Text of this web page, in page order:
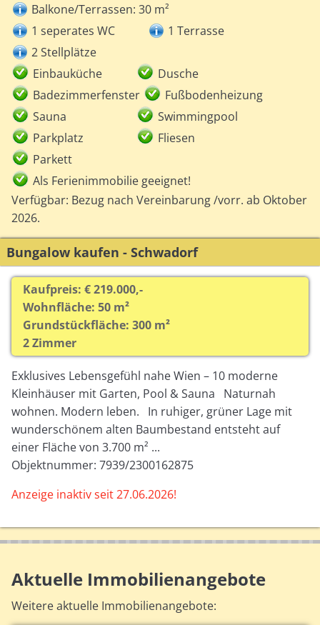
Balkone/Terrassen: 30 m²
1 seperates WC
1 Terrasse
2 Stellplätze
Einbauküche
Dusche
Badezimmerfenster
Fußbodenheizung
Sauna
Swimmingpool
Parkplatz
Fliesen
Parkett
Als Ferienimmobilie geeignet!
Verfügbar: Bezug nach Vereinbarung /vorr. ab Oktober
2026.
Bungalow kaufen - Schwadorf
Kaufpreis: € 219.000,-
Wohnfläche: 50 m²
Grundstückfläche: 300 m²
2 Zimmer
Exklusives Lebensgefühl nahe Wien – 10 moderne
Kleinhäuser mit Garten, Pool & Sauna Naturnah
wohnen. Modern leben. In ruhiger, grüner Lage mit
wunderschönem alten Baumbestand entsteht auf
einer Fläche von 3.700 m² ...
Objektnummer: 7939/2300162875
Anzeige inaktiv seit 27.06.2026!
Aktuelle Immobilienangebote
Weitere aktuelle Immobilienangebote: